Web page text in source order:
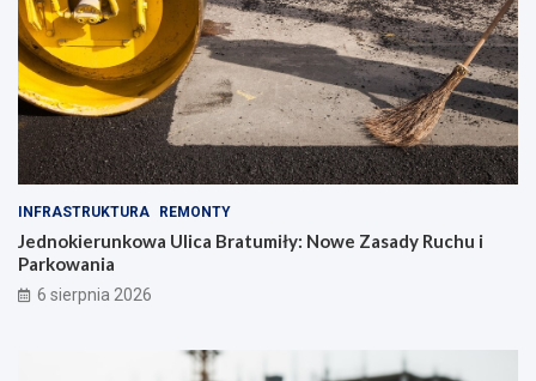
INFRASTRUKTURA REMONTY
Jednokierunkowa Ulica Bratumiły: Nowe Zasady Ruchu i
Parkowania
6 sierpnia 2026